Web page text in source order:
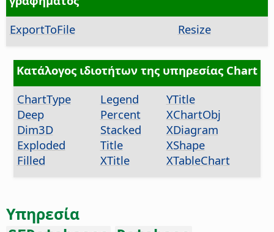
ExportToFile
Resize
Κατάλογος ιδιοτήτων της υπηρεσίας Chart
ChartType
Deep
Dim3D
Exploded
Filled
Legend
Percent
Stacked
Title
XTitle
YTitle
XChartObj
XDiagram
XShape
XTableChart
Υπηρεσία